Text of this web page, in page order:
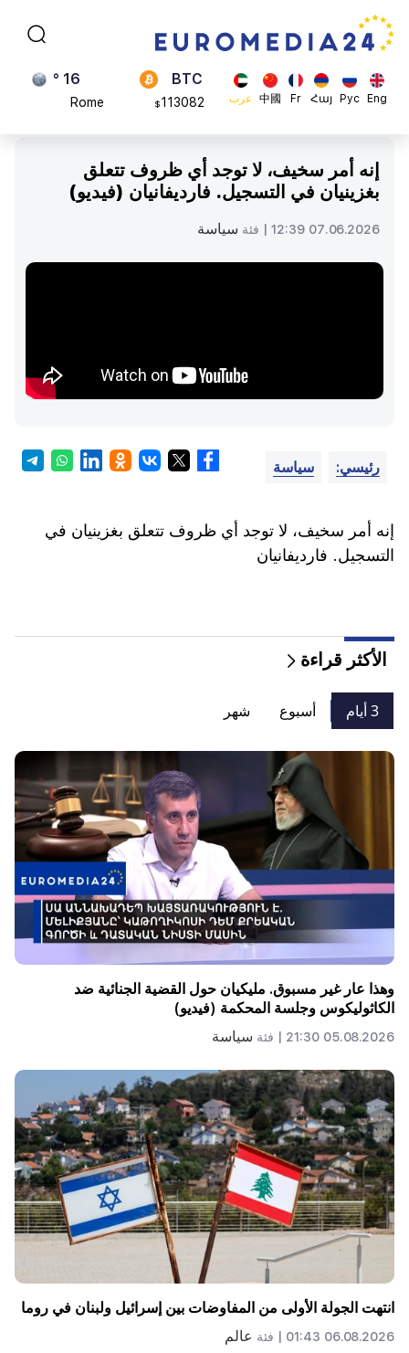
Eng
Рус
Հայ
Fr
中國 عرب
BTC
113082
ADA
0.868816
23 °
Madrid
إنه أمر سخيف، لا توجد أي ظروف تتعلق
بغزينيان في التسجيل. فارديفانيان (فيديو)
07.06.2026 12:39 | فئة سياسة
رئيسي: سياسة
إنه أمر سخيف، لا توجد أي ظروف تتعلق بغزينيان في
التسجيل. فارديفانيان
الأكثر قراءة
3 أيام أسبوع شهر
وهذا عار غير مسبوق. مليكيان حول القضية الجنائية ضد
الكاثوليكوس وجلسة المحكمة (فيديو)
05.08.2026 21:30 | فئة سياسة
انتهت الجولة الأولى من المفاوضات بين إسرائيل ولبنان في روما
06.08.2026 01:43 | فئة عالم